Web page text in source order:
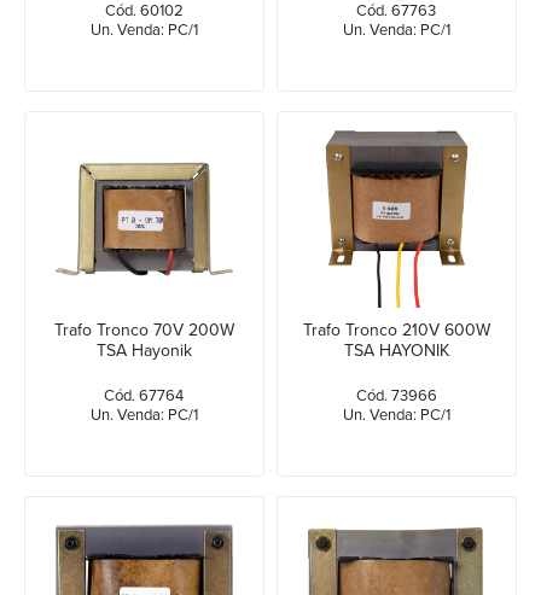
Cód. 60102
Un. Venda: PC/1
Cód. 67763
Un. Venda: PC/1
Trafo Tronco 70V 200W
TSA Hayonik
Cód. 67764
Un. Venda: PC/1
Trafo Tronco 210V 600W
TSA HAYONIK
Cód. 73966
Un. Venda: PC/1